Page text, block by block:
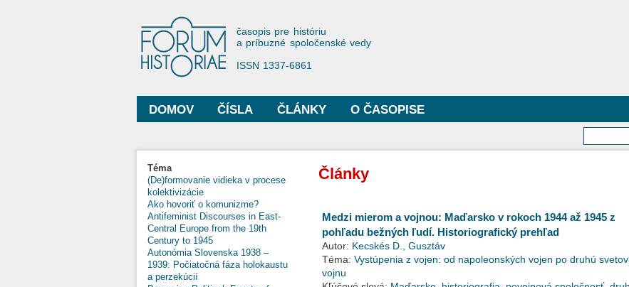
Forum Historiae
časopis pre históriu
a príbuzné spoločenské vedy
ISSN 1337-6861
Hlavné menu
DOMOV ČÍSLA ČLÁNKY O ČASOPISE
Téma
(De)formovanie vidieka v procese
kolektivizácie
Ako hovoriť o komunizme?
Antifeminist Discourses in East-
Central Europe from the 19th
Century to 1945
Autonómia Slovenska 1938 –
1939: Počiatočná fáza holokaustu
a perzekúcií
Články
Medzi mierom a vojnou: Maďarsko v rokoch 1944 až 1945 z
pohľadu bežných ľudí. Historiografický prehľad
Autor: Kecskés D., Gusztáv
Téma: Vystúpenia z vojen: od napoleonských vojen po druhú
vojnu